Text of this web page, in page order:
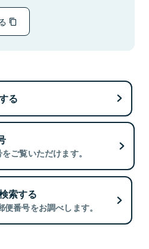
る
ご覧いただけます。
索する
番号をお調べします。